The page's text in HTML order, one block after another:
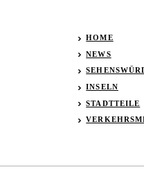
HOME
NEWS
INSELN
STADTTEILE